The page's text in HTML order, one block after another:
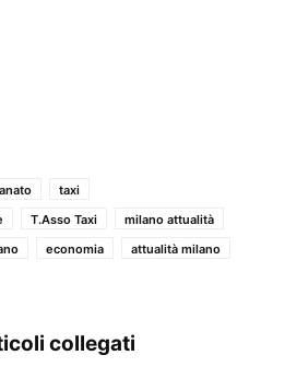
taxi
T.Asso Taxi
milano attualità
economia
attualità milano
collegati